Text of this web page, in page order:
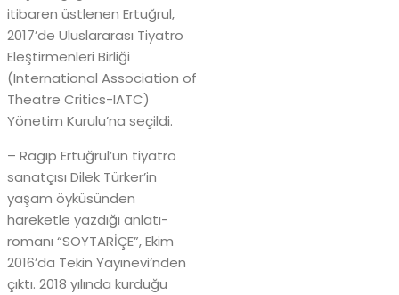
itibaren üstlenen Ertuğrul,
2017’de Uluslararası Tiyatro
Eleştirmenleri Birliği
(International Association of
Theatre Critics-IATC)
Yönetim Kurulu’na seçildi.
– Ragıp Ertuğrul’un tiyatro
sanatçısı Dilek Türker’in
yaşam öyküsünden
hareketle yazdığı anlatı-
romanı “SOYTARİÇE”, Ekim
2016’da Tekin Yayınevi’nden
çıktı. 2018 yılında kurduğu